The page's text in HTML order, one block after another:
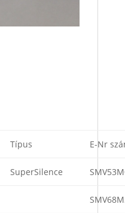
Típus E-Nr
SuperSilence